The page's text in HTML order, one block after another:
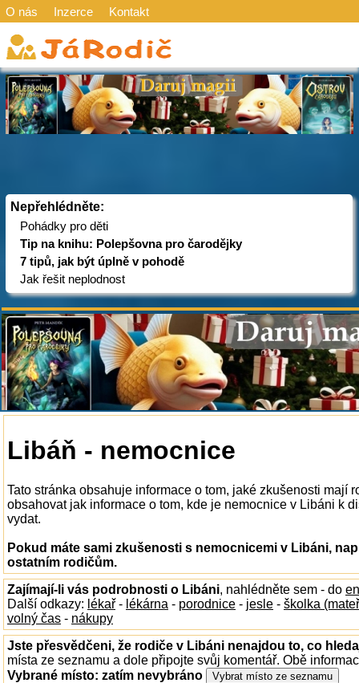
O nás Inzerce Kontakt
Nepřehlédněte:
Pohádky pro děti
Tip na knihu: Polepšovna pro čarodějky
7 tipů, jak být úplně v pohodě
Jak řešit neplodnost
Libáň - nemocnice
Tato stránka obsahuje informace o tom, jaké zkušenosti mají
obsahovat jak informace o tom, kde je nemocnice v Libáni k
vydat.
Pokud máte sami zkušenosti s nemocnicemi v Libáni,
ostatním rodičům.
Zajímají-li vás podrobnosti o Libáni, nahlédněte sem - do
Další odkazy: lékař - lékárna - porodnice - jesle - školka
volný čas - nákupy
Jste přesvědčeni, že rodiče v Libáni nenajdou to, co
místa ze seznamu a dole připojte svůj komentář. Obě
Vybrané místo: zatím nevybráno